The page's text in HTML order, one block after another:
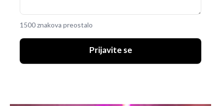
1500 znakova preostalo
Prijavite se